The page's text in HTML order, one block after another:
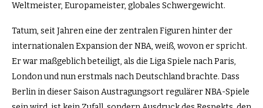
Weltmeister, Europameister, globales Schwergewicht.
Tatum, seit Jahren eine der zentralen Figuren hinter der
internationalen Expansion der NBA, weiß, wovon er spricht.
Er war maßgeblich beteiligt, als die Liga Spiele nach Paris,
London und nun erstmals nach Deutschland brachte. Dass
Berlin in dieser Saison Austragungsort regulärer NBA-Spiele